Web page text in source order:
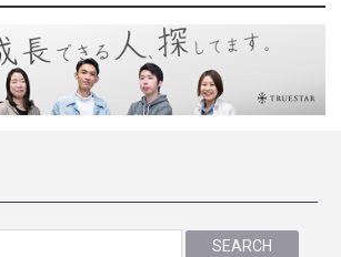
SEARCH